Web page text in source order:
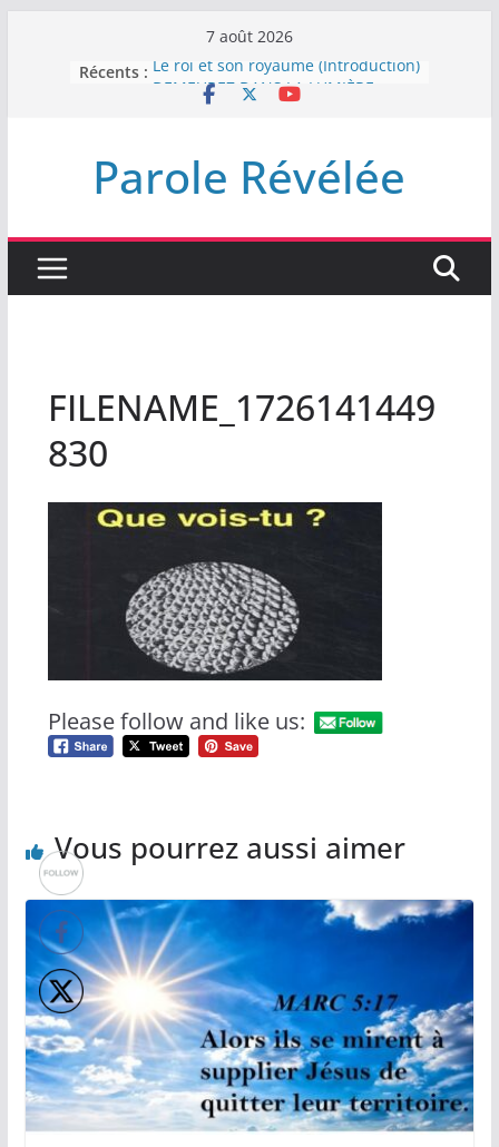
7 août 2026
Récents : Le roi et son royaume (Introduction)
DEMEUREZ DANS LA LUMIÈRE
LABAN
L’INTERVENTION DE DIEU
Parole Révélée
FILENAME_1726141449
830
Please follow and like us:
Vous pourrez aussi aimer